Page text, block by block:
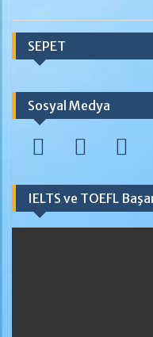
SEPET
Sosyal Medya
IELTS ve TOEFL